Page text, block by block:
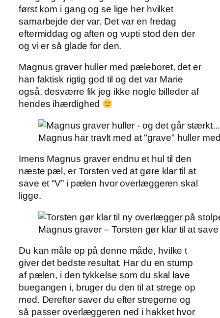
først kom i gang og se lige her hvilket
samarbejde der var. Det var en fredag
eftermiddag og aften og vupti stod den der
og vi er så glade for den.
Magnus graver huller med pæleboret, det er
han faktisk rigtig god til og det var Marie
også, desværre fik jeg ikke nogle billeder af
hendes ihærdighed
Magnus har travlt med at "grave" huller
Imens Magnus graver endnu et hul til den
næste pæl, er Torsten ved at gøre klar til at
save et “V” i pælen hvor overlæggeren skal
ligge.
Magnus graver – Torsten gør klar til at
Du kan måle op på denne måde, hvilke t
giver det bedste resultat. Har du en stump
af pælen, i den tykkelse som du skal lave
buegangen i, bruger du den til at strege op
med. Derefter saver du efter stregerne og
så passer overlæggeren ned i hakket hvor